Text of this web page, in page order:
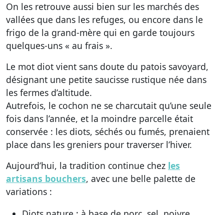
On les retrouve aussi bien sur les marchés des
vallées que dans les refuges, ou encore dans le
frigo de la grand-mère qui en garde toujours
quelques-uns « au frais ».
Le mot diot vient sans doute du patois savoyard,
désignant une petite saucisse rustique née dans
les fermes d’altitude.
Autrefois, le cochon ne se charcutait qu’une seule
fois dans l’année, et la moindre parcelle était
conservée : les diots, séchés ou fumés, prenaient
place dans les greniers pour traverser l’hiver.
Aujourd’hui, la tradition continue chez les
artisans bouchers, avec une belle palette de
variations :